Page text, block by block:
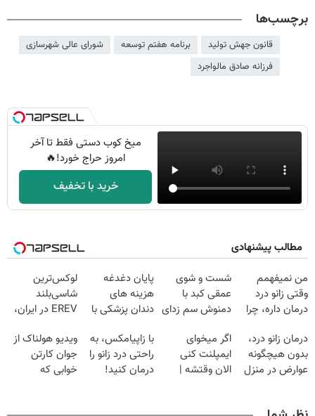
برچسب‌ها
قانون جهش تولید برنامه هفتم توسعه
شورای عالی شهرسازی
فرزانه صادق مالواجرد
میخ کوب دستی فقط تا آخر
امروز حراج خورد!🔥
خرید با تخفیف
مطالب پیشنهادی
من نمیفهمم
وقتی زانو درد
درمان داره، چرا
تحمل میکنی؟❗
شست و شوی
عمقی کبد با
دمنوش سم زدای
پایان دغدغه
هزینه های
دندان پزشکی با
خانگی
لوکس‌ترین
شاسی‌بلند
EREV در ایران،
رونمایی شد!
درمان زانو درد،
بدون هیچگونه
عوارض در منزل
اگر میخوای
ایمپلنت کنی
الان وقتشه |
با زاپیامکس، به
راحتی درد زانو را
درمان کنید!
ویدیو هولناک از
جوان کارتن
خوابی که